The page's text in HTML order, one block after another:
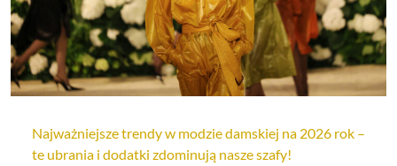
Najważniejsze trendy w modzie damskiej na 2026 rok –
te ubrania i dodatki zdominują nasze szafy!